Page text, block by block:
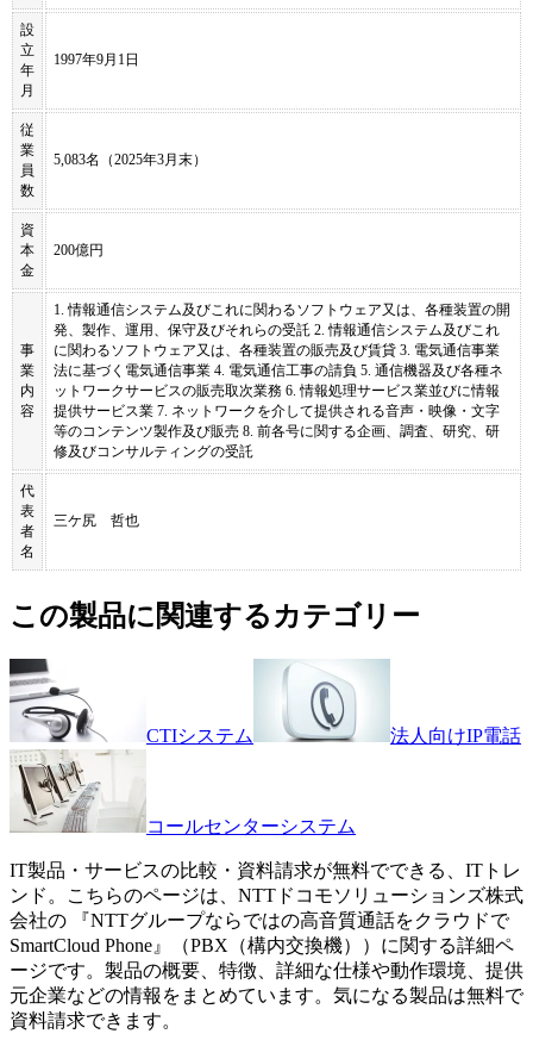
設
立
年
月
1997年9月1日
従
業
員
数
5,083名（2025年3月末）
資
本
金
200億円
事
業
内
容
1. 情報通信システム及びこれに関わるソフトウェア又は、各種装置の開
発、製作、運用、保守及びそれらの受託 2. 情報通信システム及びこれ
に関わるソフトウェア又は、各種装置の販売及び賃貸 3. 電気通信事業
法に基づく電気通信事業 4. 電気通信工事の請負 5. 通信機器及び各種ネ
ットワークサービスの販売取次業務 6. 情報処理サービス業並びに情報
提供サービス業 7. ネットワークを介して提供される音声・映像・文字
等のコンテンツ製作及び販売 8. 前各号に関する企画、調査、研究、研
修及びコンサルティングの受託
代
表
者
名
三ケ尻 哲也
この製品に関連するカテゴリー
CTIシステム 法人向けIP電話
コールセンターシステム
IT製品・サービスの比較・資料請求が無料でできる、ITトレ
ンド。こちらのページは、 NTTドコモソリューションズ株式
会社の 『NTTグループならではの高音質通話をクラウドで
SmartCloud Phone 』（PBX（構内交換機）
）に関する詳細ペ
ージです。製品の概要、特徴、詳細な仕様や動作環境、提供
元企業などの情報をまとめています。気になる製品は無料で
資料請求できます。